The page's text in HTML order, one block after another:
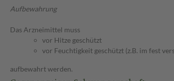
Aufbewahrung
Das Arzneimittel muss
vor Hitze geschützt
vor Feuchtigkeit geschützt (z.B. im fest
aufbewahrt werden.